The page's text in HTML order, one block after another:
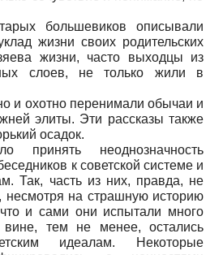
большевиков описывали
жизни своих родительских
жизни, часто выходцы из
слоев, не только жили в
и охотно перенимали обычаи и
элиты. Эти рассказы также
осадок.
принять неоднозначность
к советской системе и
Так, часть из них, правда, не
несмотря на страшную историю
и сами они испытали много
тем не менее, остались
идеалам. Некоторые